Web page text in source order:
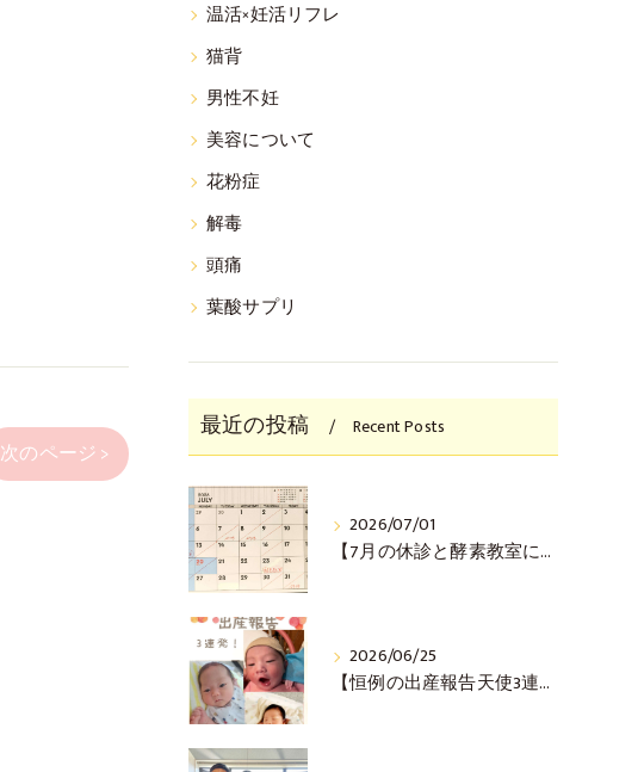
次のページ >
温活×妊活リフレ
猫背
男性不妊
美容について
花粉症
解毒
頭痛
葉酸サプリ
最近の投稿 Recent Posts
2026/07/01
【7月の休診と酵素教室について(^^♪】
2026/06/25
【恒例の出産報告天使3連発！(^^♪】